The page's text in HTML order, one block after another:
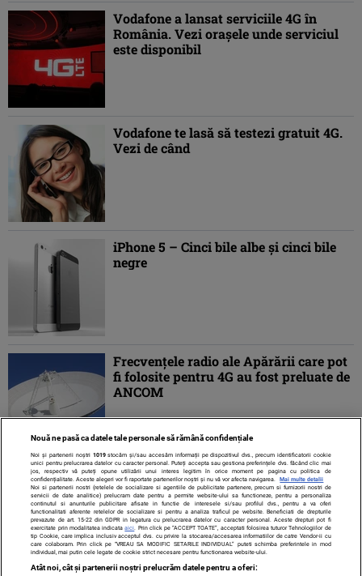
Vodafone a lansat serviciile 4G în
România. Vezi oraşele unde serviciul
este disponibil
Vodafone te lasă să testezi gratuit 4G.
Vezi de când
iPhone 5 – Cinci bile albe şi cinci bile
negre
Frecvenţele radio ale Apărării care pot
fi folosite pentru 4G au fost preluate de
ANCOM
Nouă ne pasă ca datele tale personale să rămână confidențiale
Noi și partenerii noștri 1019stocăm și/sau accesăm informații pe dispozitivul dvs., precum identificatorii cookie
unici pentru prelucrarea datelor cu caracter personal. Puteți accepta sau gestiona preferințele dvs. făcând clic mai
jos, respectiv vă puteți opune utilizării unui interes legitim în orice moment pe pagina cu politica de
confidențialitate. Aceste alegeri vor fi raportate partenerilor noștri și nu vă vor afecta navigarea.
Mai multe detalii
Noi si partenerii nostri (retelele de socializare si agentiile de publicitate partenere, precum si furnizorii nostri de
servicii de date analitice) prelucram date pentru a permite website-ului sa functioneze, pentru a personaliza
continutul si anunturile publicitare afisate in functie de interesele si/sau profilul dvs., pentru a va oferi
functionalitati aferente retelelor de socializare si pentru a analiza traficul pe website. Beneficiati de drepturile
prevazute de art. 15-22 din GDPR in legatura cu prelucrarea datelor cu caracter personal. Aceste drepturi pot fi
exercitate prin modalitatea indicataaici . Prin click pe “ACCEPT TOATE”, acceptati folosirea tuturor Tehnologiilor de
tip Cookie, care implica inclusiv acceptul dvs. cu privire la stocarea/accesarea informatiilor de catre Vendor-ii cu
care colaboram. Prin click pe “VREAU SA MODIFIC SETARILE INDIVIDUAL” puteti schimba preferintele in mod
individual, mai putin cele legate de cookie strict necesare pentru functionarea website-ului.
Atât noi, cât și partenerii noștri prelucrăm datele pentru a oferi: